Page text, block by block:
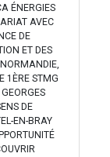
ÉNERGIES
AVEC
DE
ET DES
1ÈRE STMG
GEORGES
DE
EN-BRAY